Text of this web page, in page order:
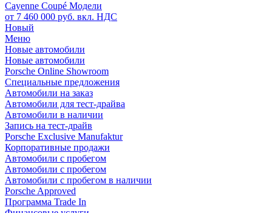
Cayenne Coupé Модели
от 7 460 000 руб. вкл. НДС
Новый
Меню
Новые автомобили
Новые автомобили
Porsche Online Showroom
Специальные предложения
Автомобили на заказ
Автомобили для тест-драйва
Автомобили в наличии
Запись на тест-драйв
Porsche Exclusive Manufaktur
Корпоративные продажи
Автомобили с пробегом
Автомобили с пробегом
Автомобили с пробегом в наличии
Porsche Approved
Программа Trade In